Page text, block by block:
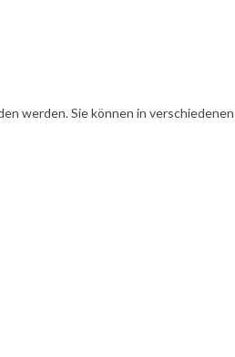
werden. Sie können in